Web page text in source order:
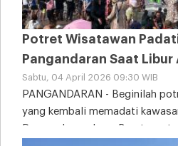
Potret Wisatawan
Pangandaran Saat Libur
Sabtu, 04 April 2026 09:30 WIB
PANGANDARAN - Beginilah
yang kembali memadati
Pangandaran, Jawa Barat, saat